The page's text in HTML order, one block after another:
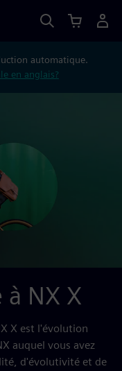
automatique.
en anglais?
à NX X
X est l'évolution
auquel vous avez
d'évolutivité et de